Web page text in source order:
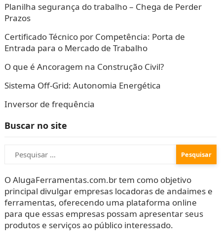
Planilha segurança do trabalho – Chega de Perder
Prazos
Certificado Técnico por Competência: Porta de
Entrada para o Mercado de Trabalho
O que é Ancoragem na Construção Civil?
Sistema Off-Grid: Autonomia Energética
Inversor de frequência
Buscar no site
Pesquisar
por:
O AlugaFerramentas.com.br tem como objetivo
principal divulgar empresas locadoras de andaimes e
ferramentas, oferecendo uma plataforma online
para que essas empresas possam apresentar seus
produtos e serviços ao público interessado.